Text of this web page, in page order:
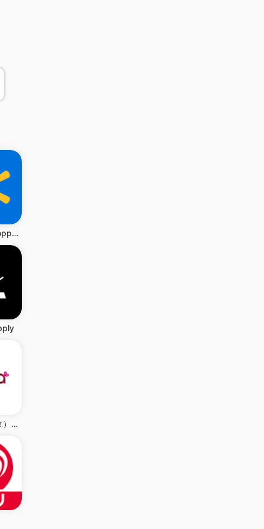
Walmart: Shopping & Savings
cotta（コッタ）- お菓子＆パン作りの材料・道具・レシピ